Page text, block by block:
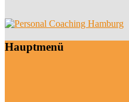
Hauptmenü